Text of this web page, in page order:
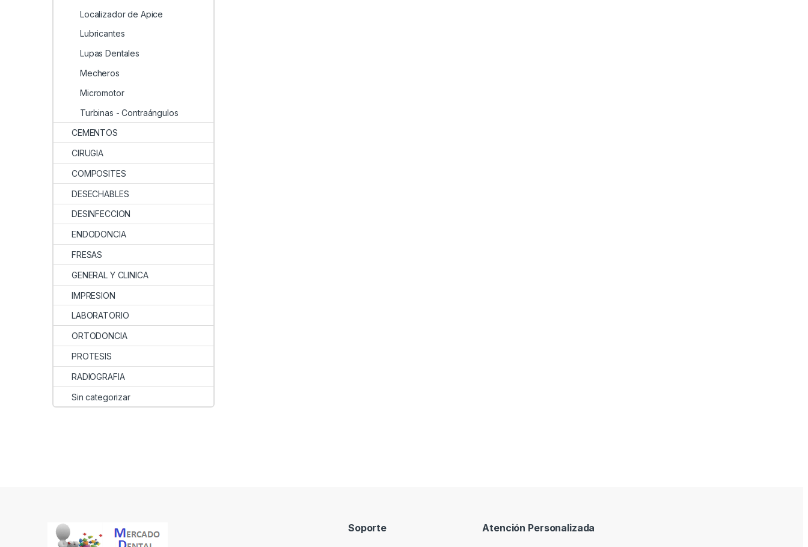
Localizador de Apice
Lubricantes
Lupas Dentales
Mecheros
Micromotor
Turbinas - Contraángulos
CEMENTOS
CIRUGIA
COMPOSITES
DESECHABLES
DESINFECCION
ENDODONCIA
FRESAS
GENERAL Y CLINICA
IMPRESION
LABORATORIO
ORTODONCIA
PROTESIS
RADIOGRAFIA
Sin categorizar
Soporte Atención Personalizada